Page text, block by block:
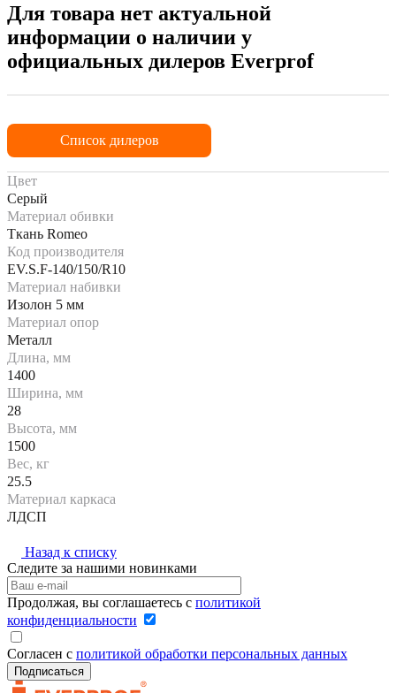
Для товара нет актуальной
информации о наличии у
официальных дилеров Everprof
Список дилеров
Цвет
Серый
Материал обивки
Ткань Romeo
Код производителя
EV.S.F-140/150/R10
Материал набивки
Изолон 5 мм
Материал опор
Металл
Длина, мм
1400
Ширина, мм
28
Высота, мм
1500
Вес, кг
25.5
Материал каркаса
ЛДСП
Назад к списку
Следите за нашими новинками
Продолжая, вы соглашаетесь с политикой
конфиденциальности
Согласен с политикой обработки персональных данных